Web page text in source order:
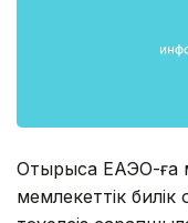
Отырысқа ЕАЭО-ға
мемлекеттік билік